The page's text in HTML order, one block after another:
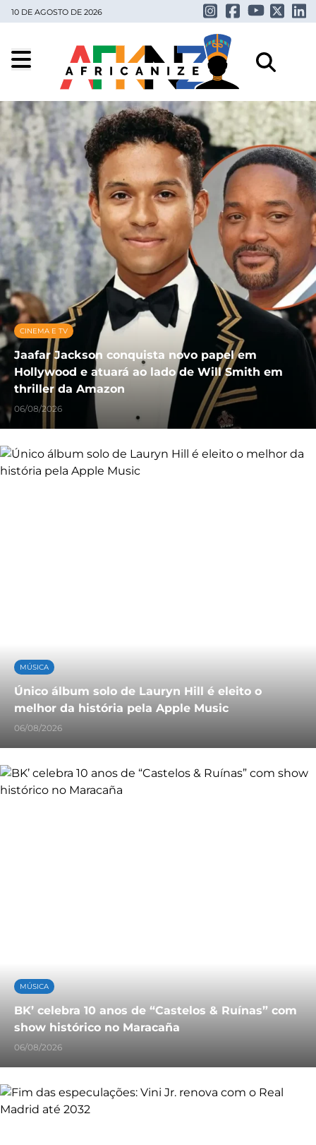
10 DE AGOSTO DE 2026
CINEMA E TV
Jaafar Jackson conquista novo papel em
Hollywood e atuará ao lado de Will Smith em
thriller da Amazon
06/08/2026
MÚSICA
Único álbum solo de Lauryn Hill é eleito o
melhor da história pela Apple Music
06/08/2026
MÚSICA
BK’ celebra 10 anos de “Castelos & Ruínas” com
show histórico no Maracaña
06/08/2026